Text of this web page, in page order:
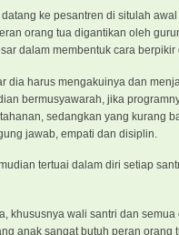
ke pesantren di situlah
orang tua digantikan oleh
dalam membentuk cara
harus mengakuinya dan
bermusyawarah, jika
sedangkan yang kurang
jawab, empati dan disiplin.
tertuai dalam diri setiap
khususnya wali santri dan
anak sangat butuh peran orang